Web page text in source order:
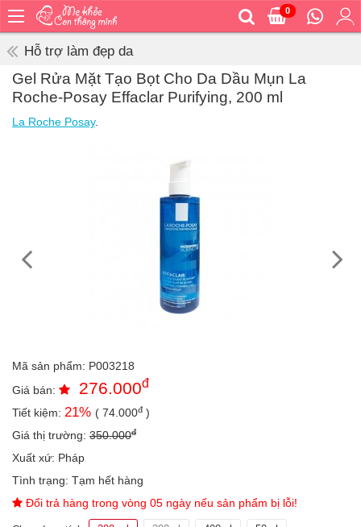
0
Bé
ăn
vệ
ngoài
an
toàn
Bé
tắm
Bé
mà
học
Hỗ trợ làm đẹp da
Gel Rửa Mặt Tạo Bọt Cho Da Dầu Mụn La
Roche-Posay Effaclar Purifying, 200 ml
La Roche Posay.
Mã sản phẩm: P003218
Giá bán:
276.000đ
Tiết kiệm: 21% ( 74.000đ )
Giá thị trường: 350.000đ
Xuất xứ: Pháp
Tình trạng: Tạm hết hàng
Đổi trả hàng trong vòng 05 ngày nếu sản phẩm bị lỗi!